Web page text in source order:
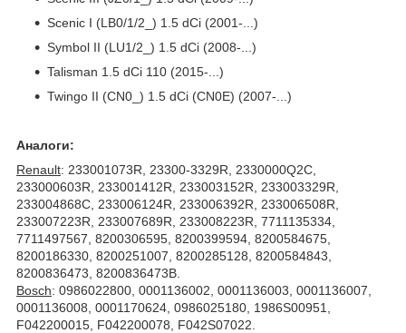
Scenic I (LB0/1/2_) 1.5 dCi (2001-...)
Symbol II (LU1/2_) 1.5 dCi (2008-...)
Talisman 1.5 dCi 110 (2015-...)
Twingo II (CN0_) 1.5 dCi (CN0E) (2007-...)
Аналоги:
Renault: 233001073R, 23300-3329R, 2330000Q2C,
233000603R, 233001412R, 233003152R, 233003329R,
233004868C, 233006124R, 233006392R, 233006508R,
233007223R, 233007689R, 233008223R, 7711135334,
7711497567, 8200306595, 8200399594, 8200584675,
8200186330, 8200251007, 8200285128, 8200584843,
8200836473, 8200836473B.
Bosch: 0986022800, 0001136002, 0001136003, 0001136007,
0001136008, 0001170624, 0986025180, 1986S00951,
F042200015, F042200078, F042S07022.